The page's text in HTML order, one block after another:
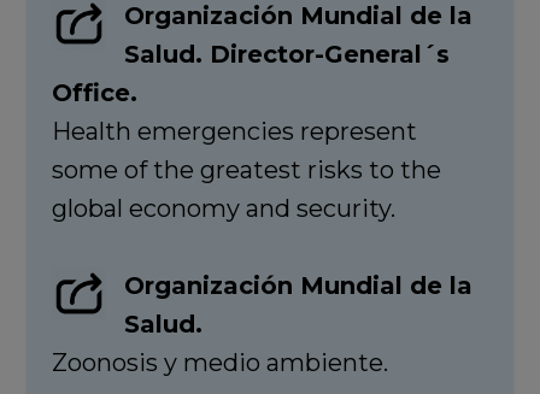
Organización Mundial de la
Salud. Director-General´s
Office.
Health emergencies represent
some of the greatest risks to the
global economy and security.
Organización Mundial de la
Salud.
Zoonosis y medio ambiente.